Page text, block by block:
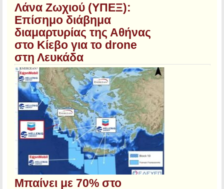
Λάνα Ζωχιού (ΥΠΕΞ):
Επίσημο διάβημα
διαμαρτυρίας της Αθήνας
στο Κίεβο για το drone
στη Λευκάδα
Μπαίνει με 70% στο